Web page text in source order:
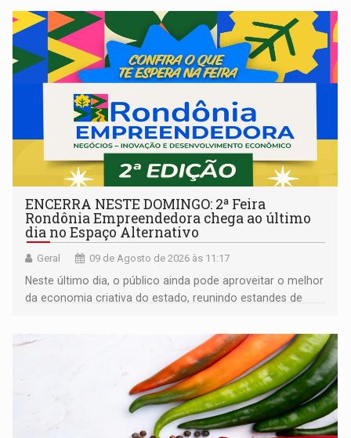
ENCERRA NESTE DOMINGO: 2ª Feira
Rondônia Empreendedora chega ao último
dia no Espaço Alternativo
Geral 09 de Agosto de 2026 às 11:17
Neste último dia, o público ainda pode aproveitar o melhor
da economia criativa do estado, reunindo estandes de